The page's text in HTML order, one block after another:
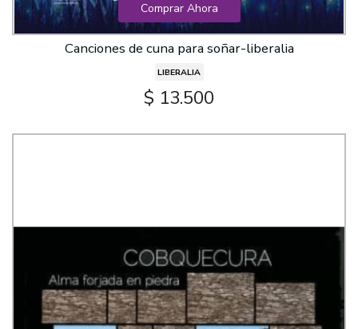
Comprar Ahora
Canciones de cuna para soñar-liberalia
LIBERALIA
$ 13.500